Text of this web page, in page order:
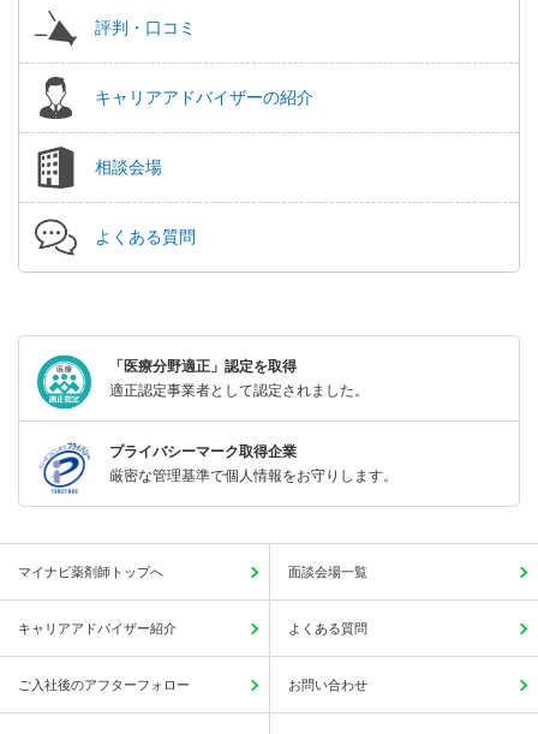
評判・口コミ
キャリアアドバイザーの紹介
相談会場
よくある質問
「医療分野適正」認定を取得
適正認定事業者として認定されました。
プライバシーマーク取得企業
厳密な管理基準で個人情報をお守りします。
マイナビ薬剤師トップへ 面談会場一覧
キャリアアドバイザー紹介 よくある質問
ご入社後のアフターフォロー お問い合わせ